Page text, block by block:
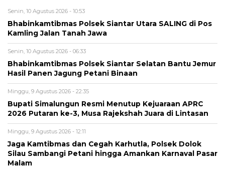
Senin, 10 Agustus 2026 - 10:53
Bhabinkamtibmas Polsek Siantar Utara SALING di Pos
Kamling Jalan Tanah Jawa
Senin, 10 Agustus 2026 - 06:33
Bhabinkamtibmas Polsek Siantar Selatan Bantu Jemur
Hasil Panen Jagung Petani Binaan
Minggu, 9 Agustus 2026 - 22:35
Bupati Simalungun Resmi Menutup Kejuaraan APRC
2026 Putaran ke-3, Musa Rajekshah Juara di Lintasan
Minggu, 9 Agustus 2026 - 12:11
Jaga Kamtibmas dan Cegah Karhutla, Polsek Dolok
Silau Sambangi Petani hingga Amankan Karnaval Pasar
Malam